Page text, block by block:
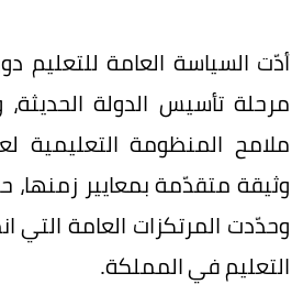
أدّت السياسة العامة للتعليم
مرحلة تأسيس الدولة
ملامح المنظومة التعليمية
وثيقة متقدّمة بمعايير زمنها،
وحدّدت المرتكزات العامة
التعليم في المملكة.